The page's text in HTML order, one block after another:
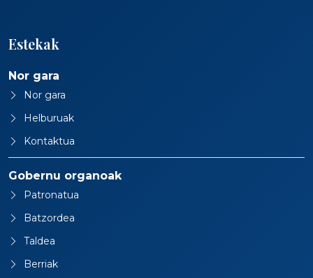
Estekak
Nor gara
Nor gara
Helburuak
Kontaktua
Gobernu organoak
Patronatua
Batzordea
Taldea
Berriak